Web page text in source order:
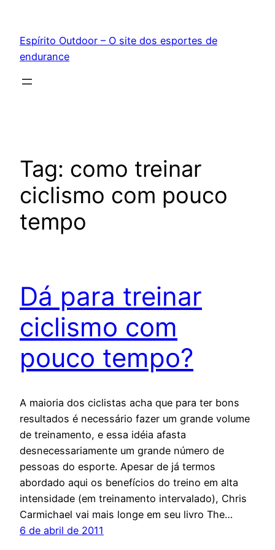
conteúdo
Espírito Outdoor – O site dos esportes de
endurance
Tag: como treinar
ciclismo com pouco
tempo
Dá para treinar
ciclismo com
pouco tempo?
A maioria dos ciclistas acha que para ter bons
resultados é necessário fazer um grande volume
de treinamento, e essa idéia afasta
desnecessariamente um grande número de
pessoas do esporte. Apesar de já termos
abordado aqui os benefícios do treino em alta
intensidade (em treinamento intervalado), Chris
Carmichael vai mais longe em seu livro The…
6 de abril de 2011